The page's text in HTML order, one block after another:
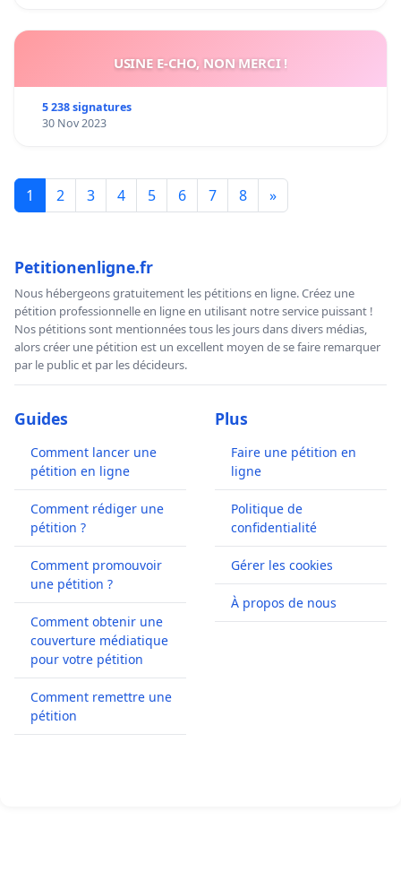
USINE E-CHO, NON MERCI !
5 238 signatures
30 Nov 2023
1 2 3 4 5 6 7 8 »
Petitionenligne.fr
Nous hébergeons gratuitement les pétitions en ligne. Créez une
pétition professionnelle en ligne en utilisant notre service puissant !
Nos pétitions sont mentionnées tous les jours dans divers médias,
alors créer une pétition est un excellent moyen de se faire remarquer
par le public et par les décideurs.
Guides
Comment lancer une
pétition en ligne
Comment rédiger une
pétition ?
Comment promouvoir
une pétition ?
Comment obtenir une
couverture médiatique
pour votre pétition
Comment remettre une
pétition
Plus
Faire une pétition en
ligne
Politique de
confidentialité
Gérer les cookies
À propos de nous